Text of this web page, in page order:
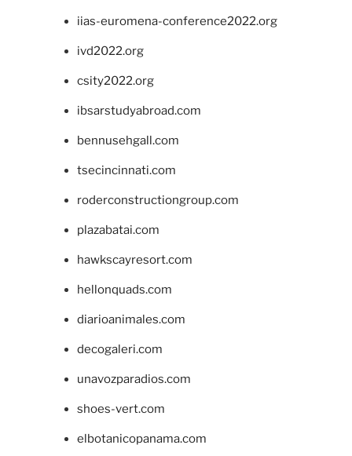
iias-euromena-conference2022.org
ivd2022.org
csity2022.org
ibsarstudyabroad.com
bennusehgall.com
tsecincinnati.com
roderconstructiongroup.com
plazabatai.com
hawkscayresort.com
hellonquads.com
diarioanimales.com
decogaleri.com
unavozparadios.com
shoes-vert.com
elbotanicopanama.com